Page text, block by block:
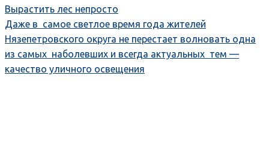
Вырастить лес непросто
Даже в самое светлое время года жителей
Нязепетровского округа не перестает волновать одна
из самых наболевших и всегда актуальных тем —
качество уличного освещения